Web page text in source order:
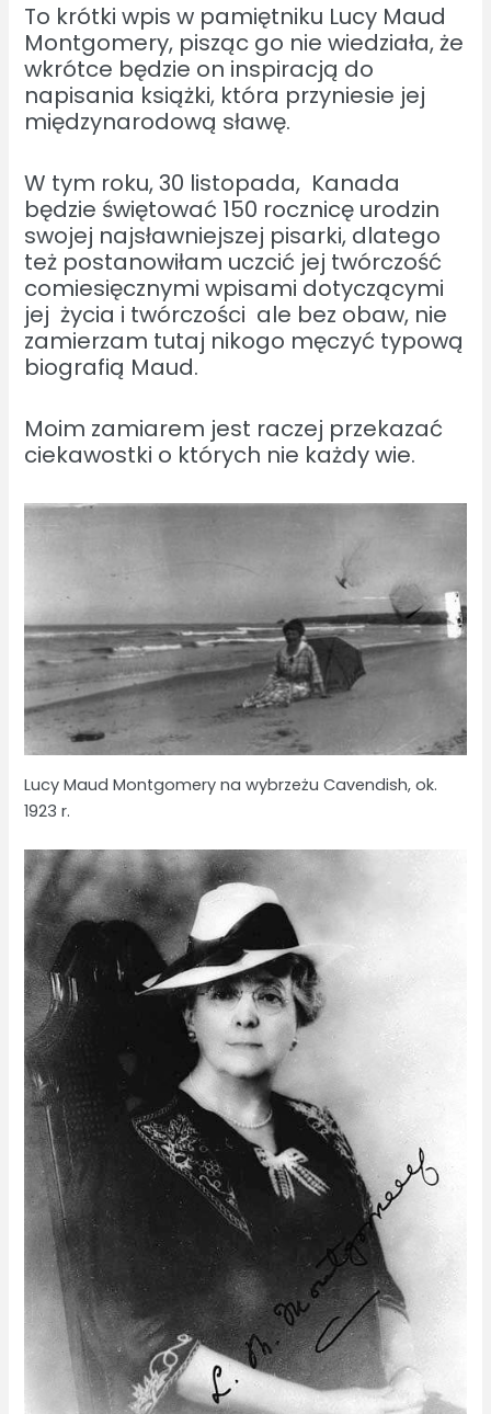
To krótki wpis w pamiętniku Lucy Maud
Montgomery, pisząc go nie wiedziała, że
wkrótce będzie on inspiracją do
napisania książki, która przyniesie jej
międzynarodową sławę.
W tym roku, 30 listopada, Kanada
będzie świętować 150 rocznicę urodzin
swojej najsławniejszej pisarki, dlatego
też postanowiłam uczcić jej twórczość
comiesięcznymi wpisami dotyczącymi
jej życia i twórczości ale bez obaw, nie
zamierzam tutaj nikogo męczyć typową
biografią Maud.
Moim zamiarem jest raczej przekazać
ciekawostki o których nie każdy wie.
Lucy Maud Montgomery na wybrzeżu Cavendish, ok.
1923 r.